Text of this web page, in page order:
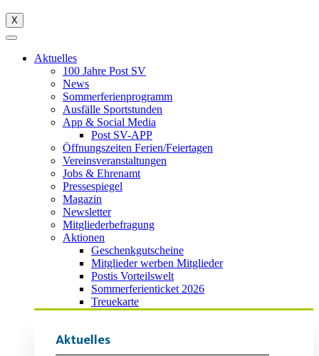
X
Aktuelles
100 Jahre Post SV
News
Sommerferienprogramm
Ausfälle Sportstunden
App & Social Media
Post SV-APP
Öffnungszeiten Ferien/Feiertagen
Vereinsveranstaltungen
Jobs & Ehrenamt
Pressespiegel
Magazin
Newsletter
Mitgliederbefragung
Aktionen
Geschenkgutscheine
Mitglieder werben Mitglieder
Postis Vorteilswelt
Sommerferienticket 2026
Treuekarte
Aktuelles